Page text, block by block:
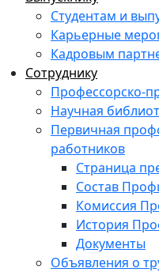
Студентам и
Карьерные
Кадровым
Сотруднику
Профессорско-
Научная
Первичная
работников
Страница
Состав
Комиссия
История
Документы
Объявления о